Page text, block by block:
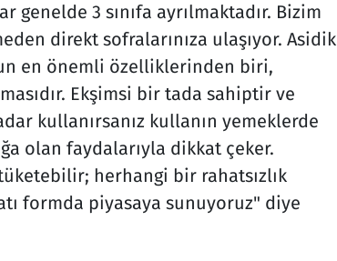
genelde 3 sınıfa ayrılmaktadır. Bizim
direkt sofralarınıza ulaşıyor. Asidik
en önemli özelliklerinden biri,
Ekşimsi bir tada sahiptir ve
kullanırsanız kullanın yemeklerde
olan faydalarıyla dikkat çeker.
herhangi bir rahatsızlık
formda piyasaya sunuyoruz" diye